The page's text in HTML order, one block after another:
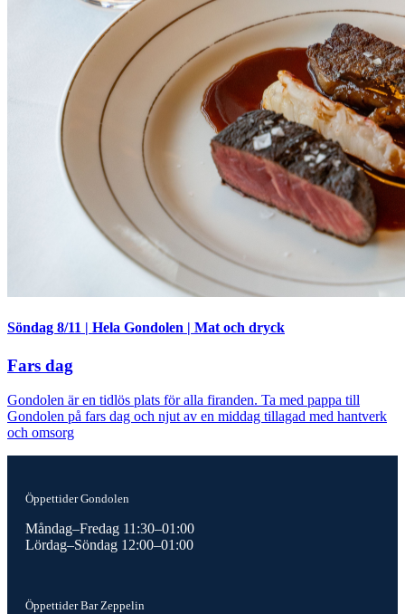
Söndag 8/11 | Hela Gondolen | Mat och dryck
Fars dag
Gondolen är en tidlös plats för alla firanden. Ta med pappa till
Gondolen på fars dag och njut av en middag tillagad med hantverk
och omsorg
Öppettider Gondolen
Måndag–Fredag 11:30–01:00
Lördag–Söndag 12:00–01:00
Öppettider Bar Zeppelin